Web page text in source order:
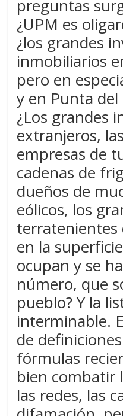
preguntas
¿UPM es
¿los grandes
inmobiliarios
pero en
y en Punta del
¿Los grandes
extranjeros,
empresas de
cadenas de
dueños de
eólicos, los
terratenientes
en la
ocupan y se
número, que
pueblo? Y la
interminable.
de
fórmulas
bien combatir
las redes, las